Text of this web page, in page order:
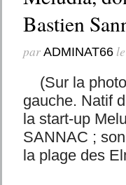
Bastien
par ADMINAT66le
(Sur la
gauche. Natif
la start-up
SANNAC ;
la plage des